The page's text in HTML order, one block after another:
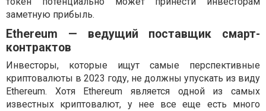
заметную прибыль.
Ethereum — ведущий поставщик смарт-
контрактов
Инвесторы, которые ищут самые перспективные
криптовалюты в 2023 году, не должны упускать из виду
Ethereum. Хотя Ethereum является одной из самых
известных криптовалют, у нее все еще есть много